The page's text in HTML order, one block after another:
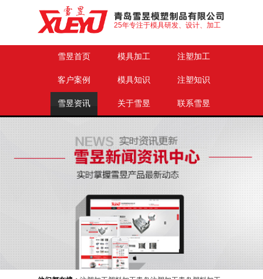
25年专注于模具研发、设计、加工
雪昱首页 模具加工 注塑加工
客户案例 模具知识 注塑知识
雪昱资讯 关于雪昱 联系雪昱